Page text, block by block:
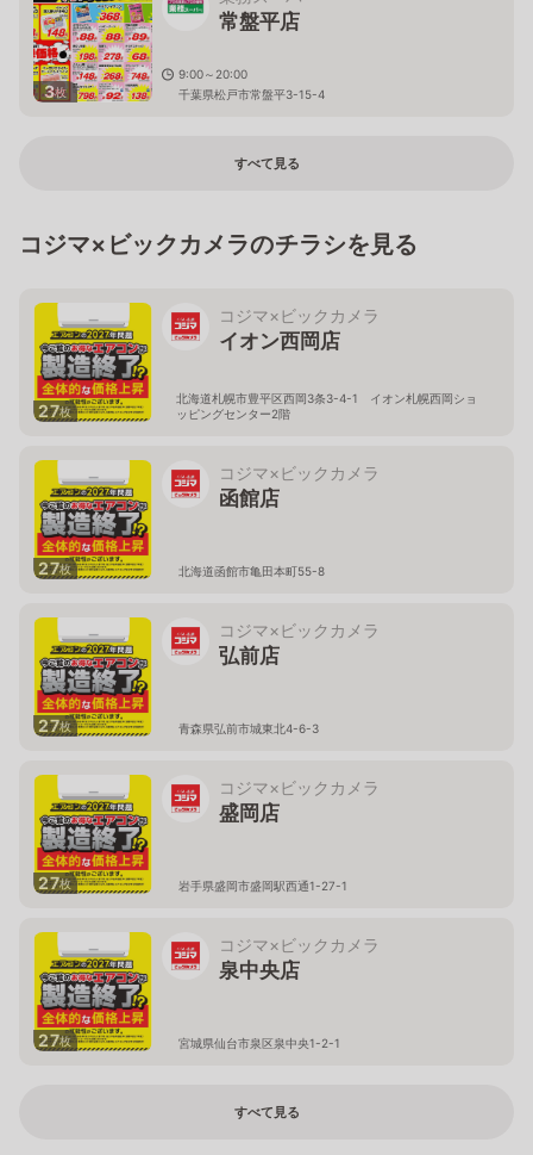
3枚
常盤平店
9:00～20:00
千葉県松戸市常盤平3-15-4
すべて見る
コジマ×ビックカメラのチラシを見る
27枚
コジマ×ビックカメラ
イオン西岡店
北海道札幌市豊平区西岡3条3-4-1 イオン札幌西岡ショ
ッピングセンター2階
27枚
コジマ×ビックカメラ
函館店
北海道函館市亀田本町55-8
27枚
コジマ×ビックカメラ
弘前店
青森県弘前市城東北4-6-3
27枚
コジマ×ビックカメラ
盛岡店
岩手県盛岡市盛岡駅西通1-27-1
27枚
コジマ×ビックカメラ
泉中央店
宮城県仙台市泉区泉中央1-2-1
すべて見る